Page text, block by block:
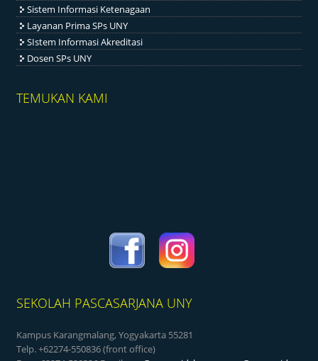
Sistem Informasi Ketenagaan
Layanan Prima SPs UNY
SIstem Informasi Akreditasi
Dosen SPs UNY
TEMUKAN KAMI
SEKOLAH PASCASARJANA UNY
Kampus Karangmalang, Yogyakarta 55281
Telp. +62274-550836 (front office)